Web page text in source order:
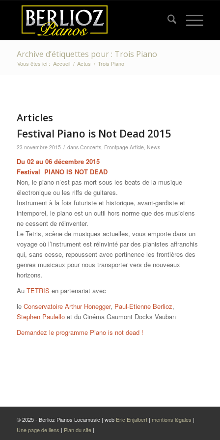
Archive d’étiquettes pour : Trois Piano
Vous êtes ici : Accueil / Actus / Trois Piano
Articles
Festival Piano is Not Dead 2015
23 novembre 2015 / dans Concerts, Frontpage Article, News
Du 02 au 06 décembre 2015
Festival PIANO IS NOT DEAD
Non, le piano n’est pas mort sous les beats de la musique
électronique ou les riffs de guitares.
Instrument à la fois futuriste et historique, avant-gardiste et
intemporel, le piano est un outil hors norme que des musiciens
ne cessent de réinventer.
Le Tetris, scène de musiques actuelles, vous emporte dans un
voyage où l’instrument est réinvinté par des pianistes affranchis
qui, sans cesse, repoussent avec pertinence les frontières des
genres musicaux pour nous transporter vers de nouveaux
horizons.
Au TETRIS en partenariat avec
le Conservatoire Arthur Honegger, Paul-Etienne Berlioz,
Stephen Paulelloet du Cinéma Gaumont Docks Vauban
Demandez le programme Piano is not dead !
© 2025 - Berlioz Pianos Locamusic | web Eric Enjalbert| mentions légales |
Une page de liens | Plan du site |